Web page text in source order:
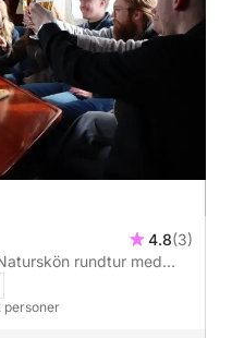
4.8(3)
rundtur med
personer